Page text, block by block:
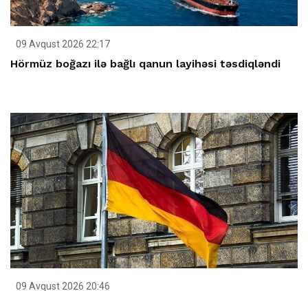
09 Avqust 2026 22:17
Hörmüz boğazı ilə bağlı qanun layihəsi təsdiqləndi
09 Avqust 2026 20:46